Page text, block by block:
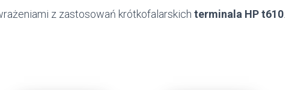
z zastosowań krótkofalarskich terminala HP t610